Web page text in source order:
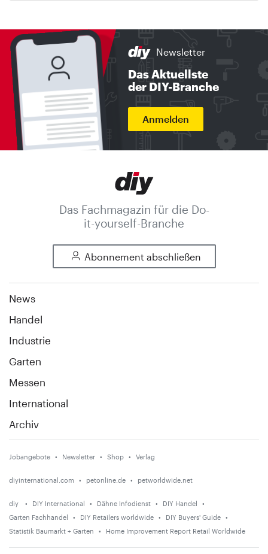
Newsletter
Das Aktuellste
der DIY-Branche
Anmelden
Das Fachmagazin für die Do-
it-yourself-Branche
Abonnement abschließen
News
Handel
Industrie
Garten
Messen
International
Archiv
Jobangebote Newsletter Shop Verlag
diyinternational.com petonline.de petworldwide.net
diy DIY International Dähne Infodienst
DIY Handel
Garten Fachhandel
DIY Retailers worldwide
DIY Buyers' Guide
Statistik Baumarkt + Garten
Home Improvement Report Retail Worldwide